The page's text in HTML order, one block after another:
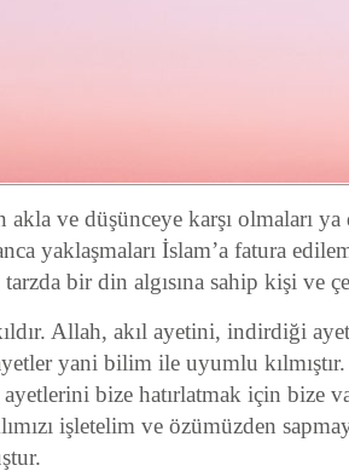
akla ve düşünceye karşı olmaları
yaklaşmaları İslam’a fatura
bir din algısına sahip kişi ve
Allah, akıl ayetini, indirdiği
yani bilim ile uyumlu kılmıştır.
bize hatırlatmak için bize
işletelim ve özümüzden